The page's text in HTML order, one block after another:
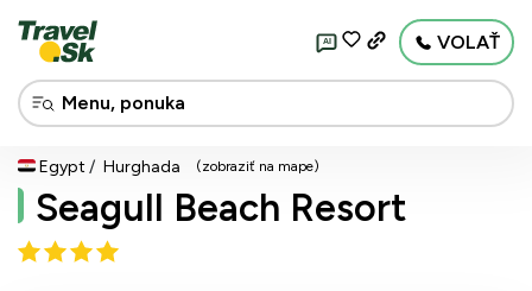
AI VOLAŤ
Egypt Hurghada (zobraziť na mape)
Seagull Beach Resort